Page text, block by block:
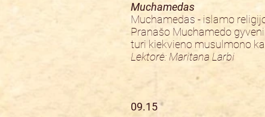
Muchamedas
Muchamedas - islamo
Pranašo Muchamedo
turi kiekvieno musulmono
Lektorė: Maritana Larbi
09.15